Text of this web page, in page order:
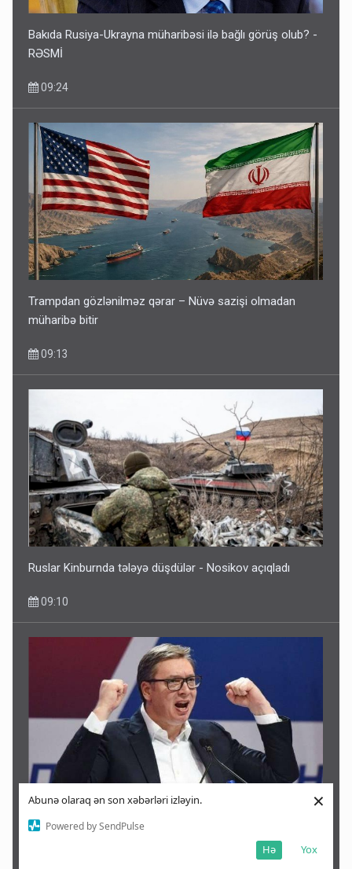
Abunə olaraq ən son xəbərləri izləyin.
Powered by SendPulse
Yox
Hə
×
Bakıda Rusiya-Ukrayna müharibəsi ilə bağlı görüş olub? -
RƏSMİ
09:24
Trampdan gözlənilməz qərar – Nüvə sazişi olmadan
müharibə bitir
09:13
Ruslar Kinburnda tələyə düşdülər - Nosikov açıqladı
09:10
Vuçiç